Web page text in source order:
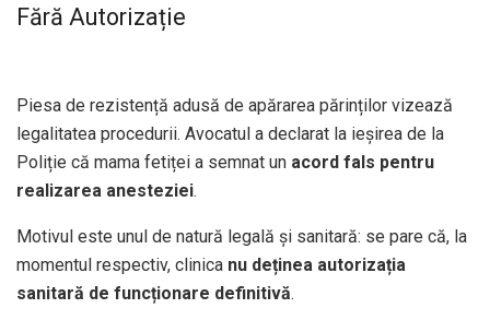
Fără Autorizație
Piesa de rezistență adusă de apărarea părinților vizează
legalitatea procedurii. Avocatul a declarat la ieșirea de la
Poliție că mama fetiței a semnat un acord fals pentru
realizarea anesteziei.
Motivul este unul de natură legală și sanitară: se pare că, la
momentul respectiv, clinica nu deținea autorizația
sanitară de funcționare definitivă.